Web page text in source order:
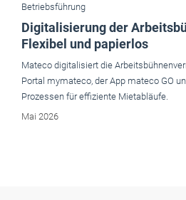
Betriebsführung
Digitalisierung der
Flexibel und papierlos
Mateco digitalisiert die
Portal mymateco, der App mateco GO
Prozessen für effiziente Mietabläufe.
Mai 2026